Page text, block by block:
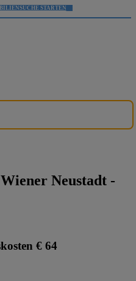
STARTEN
Neustadt -
€ 64